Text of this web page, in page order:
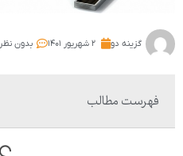
گزینه دو ۲ شهریور ۱۴۰۱ بدون نظر
فهرست مطالب